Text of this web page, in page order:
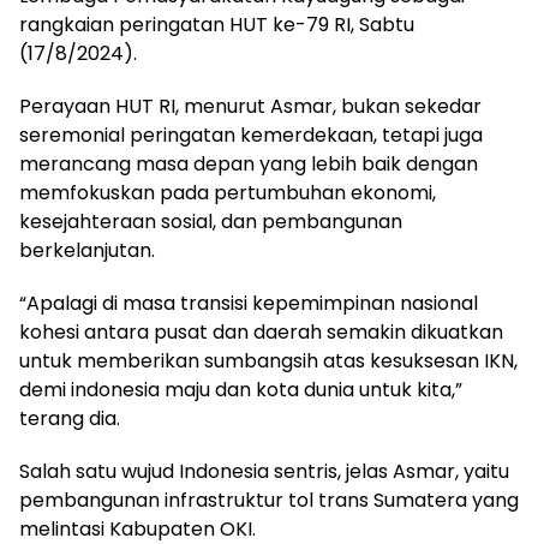
rangkaian peringatan HUT ke-79 RI, Sabtu
(17/8/2024).
Perayaan HUT RI, menurut Asmar, bukan sekedar
seremonial peringatan kemerdekaan, tetapi juga
merancang masa depan yang lebih baik dengan
memfokuskan pada pertumbuhan ekonomi,
kesejahteraan sosial, dan pembangunan
berkelanjutan.
“Apalagi di masa transisi kepemimpinan nasional
kohesi antara pusat dan daerah semakin dikuatkan
untuk memberikan sumbangsih atas kesuksesan IKN,
demi indonesia maju dan kota dunia untuk kita,”
terang dia.
Salah satu wujud Indonesia sentris, jelas Asmar, yaitu
pembangunan infrastruktur tol trans Sumatera yang
melintasi Kabupaten OKI.